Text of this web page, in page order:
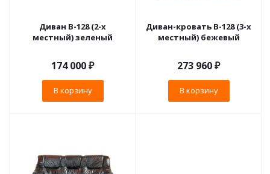
Диван В-128 (2-х
местный) зеленый
174 000₽
В корзину
Диван-кровать B-128 (3-х
местный) бежевый
273 960₽
В корзину